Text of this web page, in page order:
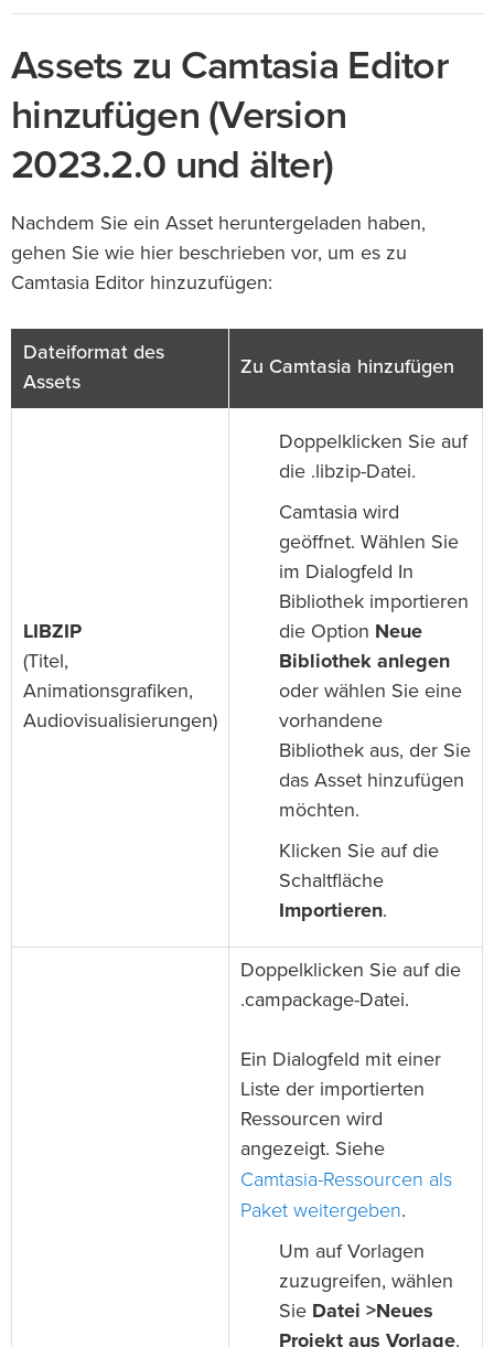
Assets zu Camtasia Editor
hinzufügen (Version
2023.2.0 und älter)
Nachdem Sie ein Asset heruntergeladen haben,
gehen Sie wie hier beschrieben vor, um es zu
Camtasia Editor hinzuzufügen:
Dateiformat des
Assets
Zu Camtasia hinzufügen
LIBZIP
(Titel,
Animationsgrafiken,
Audiovisualisierungen)
Doppelklicken Sie auf
die .libzip-Datei.
Camtasia wird
geöffnet. Wählen Sie
im Dialogfeld In
Bibliothek importieren
die Option Neue
Bibliothek anlegen
oder wählen Sie eine
vorhandene
Bibliothek aus, der Sie
das Asset hinzufügen
möchten.
Klicken Sie auf die
Schaltfläche
Importieren.
Doppelklicken Sie auf die
.campackage-Datei.
Ein Dialogfeld mit einer
Liste der importierten
Ressourcen wird
angezeigt. Siehe
Camtasia-Ressourcen als
Paket weitergeben.
Um auf Vorlagen
zuzugreifen, wählen
Sie Datei >Neues
Projekt aus Vorlage.